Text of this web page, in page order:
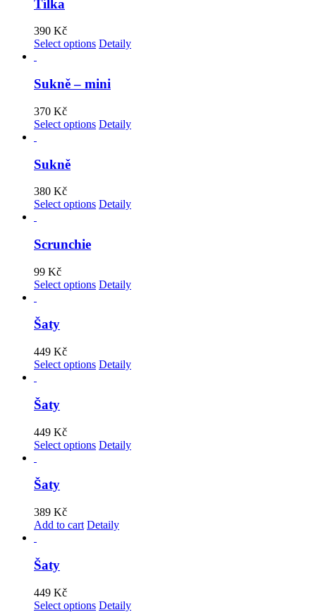
Tílka
390 Kč
Select options Detaily
Sukně – mini
370 Kč
Select options Detaily
Sukně
380 Kč
Select options Detaily
Scrunchie
99 Kč
Select options Detaily
Šaty
449 Kč
Select options Detaily
Šaty
449 Kč
Select options Detaily
Šaty
389 Kč
Add to cart Detaily
Šaty
449 Kč
Select options Detaily